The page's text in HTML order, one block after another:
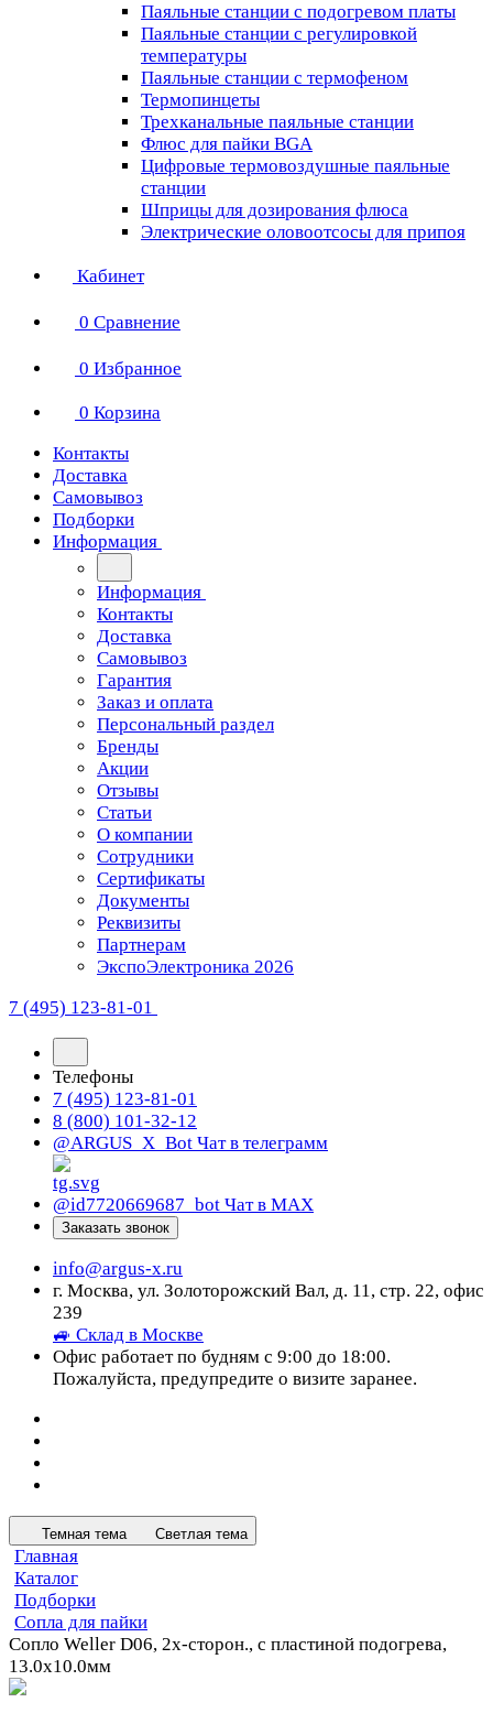
Паяльные станции с подогревом платы
Паяльные станции с регулировкой
температуры
Паяльные станции с термофеном
Термопинцеты
Трехканальные паяльные станции
Флюс для пайки BGA
Цифровые термовоздушные паяльные
станции
Шприцы для дозирования флюса
Электрические оловоотсосы для припоя
Кабинет
0 Сравнение
0 Избранное
0 Корзина
Контакты
Доставка
Самовывоз
Подборки
Информация
Информация
Контакты
Доставка
Самовывоз
Гарантия
Заказ и оплата
Персональный раздел
Бренды
Акции
Отзывы
Статьи
О компании
Сотрудники
Сертификаты
Документы
Реквизиты
Партнерам
ЭкспоЭлектроника 2026
7 (495) 123-81-01
Телефоны
7 (495) 123-81-01
8 (800) 101-32-12
@ARGUS_X_Bot Чат в телеграмм
@id7720669687_bot Чат в МАХ
Заказать звонок
info@argus-x.ru
г. Москва, ул. Золоторожский Вал, д. 11, стр. 22, офис
239
🚙 Склад в Москве
Офис работает по будням с 9:00 до 18:00.
Пожалуйста, предупредите о визите заранее.
Темная тема Светлая тема
Главная
Каталог
Подборки
Сопла для пайки
Сопло Weller D06, 2х-сторон., с пластиной подогрева,
13.0х10.0мм